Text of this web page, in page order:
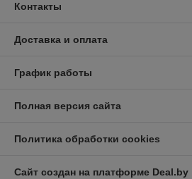
Контакты
Доставка и оплата
График работы
Полная версия сайта
Политика обработки cookies
Сайт создан на платформе Deal.by